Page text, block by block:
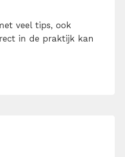
veel tips, ook
in de praktijk kan